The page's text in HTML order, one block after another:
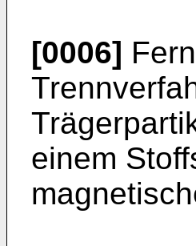
[0006]
einem